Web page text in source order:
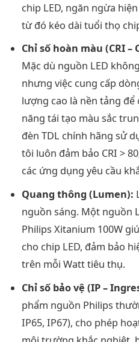
chip LED, ngăn ngừa
từ đó kéo dài tuổi thọ
Chỉ số hoàn màu (CRI
Mặc dù nguồn LED
nhưng việc cung cấp
lượng cao là nền tảng để
năng tái tạo màu sắc
đèn TDL chính hãng sử
tôi luôn đảm bảo CRI >
các ứng dụng yêu cầu
Quang thông (Lumen):
nguồn sáng. Một nguồn
Philips Xitanium 100W
cho chip LED, đảm bảo
trên mỗi Watt tiêu thụ.
Chỉ số bảo vệ (IP –
phẩm nguồn Philips
IP65, IP67), cho phép